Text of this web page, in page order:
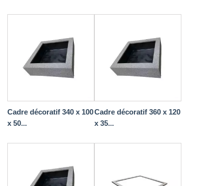
Cadre décoratif 340 x 100
x 50...
Cadre décoratif 360 x 120
x 35...